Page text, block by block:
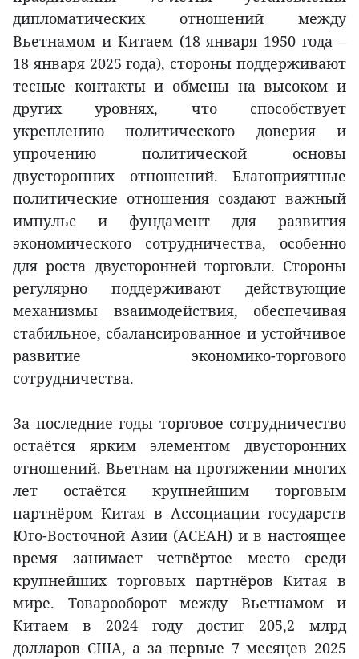
дипломатических отношений между
Вьетнамом и Китаем (18 января 1950 года –
18 января 2025 года), стороны поддерживают
тесные контакты и обмены на высоком и
других уровнях, что способствует
укреплению политического доверия и
упрочению политической основы
двусторонних отношений. Благоприятные
политические отношения создают важный
импульс и фундамент для развития
экономического сотрудничества, особенно
для роста двусторонней торговли. Стороны
регулярно поддерживают действующие
механизмы взаимодействия, обеспечивая
стабильное, сбалансированное и устойчивое
развитие экономико-торгового
сотрудничества.
За последние годы торговое сотрудничество
остаётся ярким элементом двусторонних
отношений. Вьетнам на протяжении многих
лет остаётся крупнейшим торговым
партнёром Китая в Ассоциации государств
Юго-Восточной Азии (АСЕАН) и в настоящее
время занимает четвёртое место среди
крупнейших торговых партнёров Китая в
мире. Товарооборот между Вьетнамом и
Китаем в 2024 году достиг 205,2 млрд
долларов США, а за первые 7 месяцев 2025